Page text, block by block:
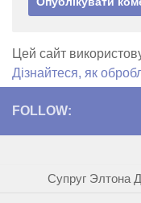
Цей сайт
Дізнайтеся, як
FOLLOW:
Супруг Элтона